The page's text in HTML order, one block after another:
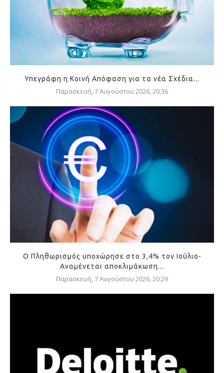
Υπεγράφη η Κοινή Απόφαση για τα νέα Σχέδια...
Παρασκευή, 7 Αυγούστου 2026, 20:36
Ο Πληθωρισμός υποχώρησε στο 3,4% τον Ιούλιο-
Αναμένεται αποκλιμάκωση...
Παρασκευή, 7 Αυγούστου 2026, 20:29